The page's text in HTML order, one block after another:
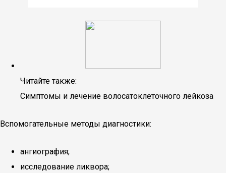
Читайте также:
Симптомы и лечение волосатоклеточного лейкоза
Вспомогательные методы диагностики:
ангиография;
исследование ликвора;